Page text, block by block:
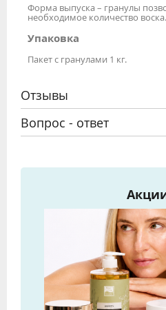
Форма выпуска – гранулы
необходимое количество воска.
Упаковка
Пакет с гранулами 1 кг.
Отзывы
Вопрос - ответ